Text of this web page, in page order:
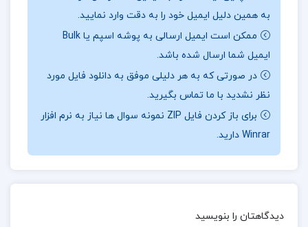
حکومتی، اصول و مبانی حقوقی و تأثیرات فرهنگی و
اجتماعی قانون اساسی بر جامعه مورد بحث و بررسی قرار
گرفته‌اند. همچنین، در این کتاب به مقایسه تطبیقی
ساختارهای حکومتی و نهادهای قانونی ایران با کشورهایی
که به شیوه لیبرال دموکرات اداره می‌شوند، پرداخته شده و
نقاط قوت و ضعف هر یک به طور دقیق مورد بررسی قرار
درک بهتری از تفاوت‌ها و شباهت‌های نظام‌های حکومتی
برای بهبود سیستم‌های حقوقی و حکومتی خود بهره‌برداری
به همین دلیل ایمیل خود را به دقت وارد نمایید.
ممکن است ایمیل ارسالی به پوشه اسپم یا Bulk
ایمیل شما ارسال شده باشد.
در صورتی که به هر دلیلی موفق به دانلود فایل مورد
نظر نشدید با ما تماس بگیرید.
برای باز کردن فایل ZIP نمونه سوال ها نیاز به نرم افزار
Winrar دارید.
دیدگاهتان را بنویسید